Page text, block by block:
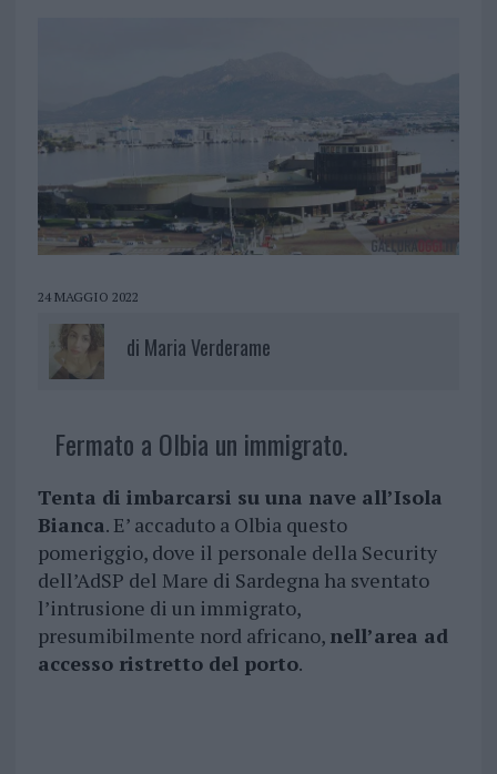
24 MAGGIO 2022
di Maria Verderame
Fermato a Olbia un immigrato.
Tenta di imbarcarsi su una nave all’Isola
Bianca. E’ accaduto a Olbia questo
pomeriggio, dove il personale della Security
dell’AdSP del Mare di Sardegna ha sventato
l’intrusione di un immigrato,
presumibilmente nord africano, nell’area ad
accesso ristretto del porto.